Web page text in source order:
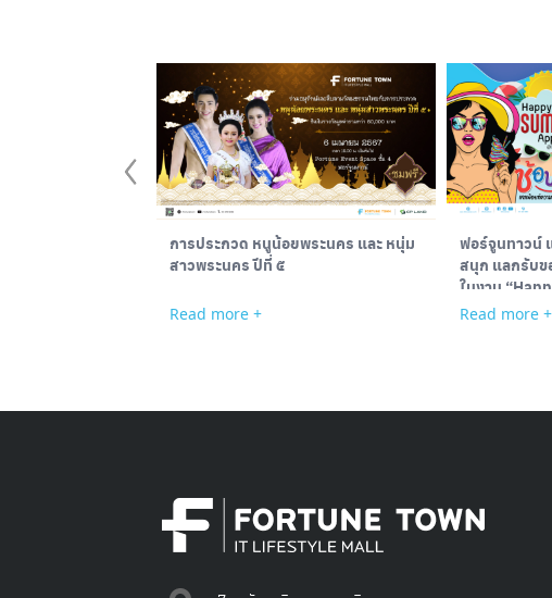
การประกวด หนูน้อยพระนคร และ หนุ่ม
สาวพระนคร ปีที่ ๕
Read more +
ฟอร์จูนทาวน์
สนุก แลกรับข
ในงาน
@Fortune
Read more +